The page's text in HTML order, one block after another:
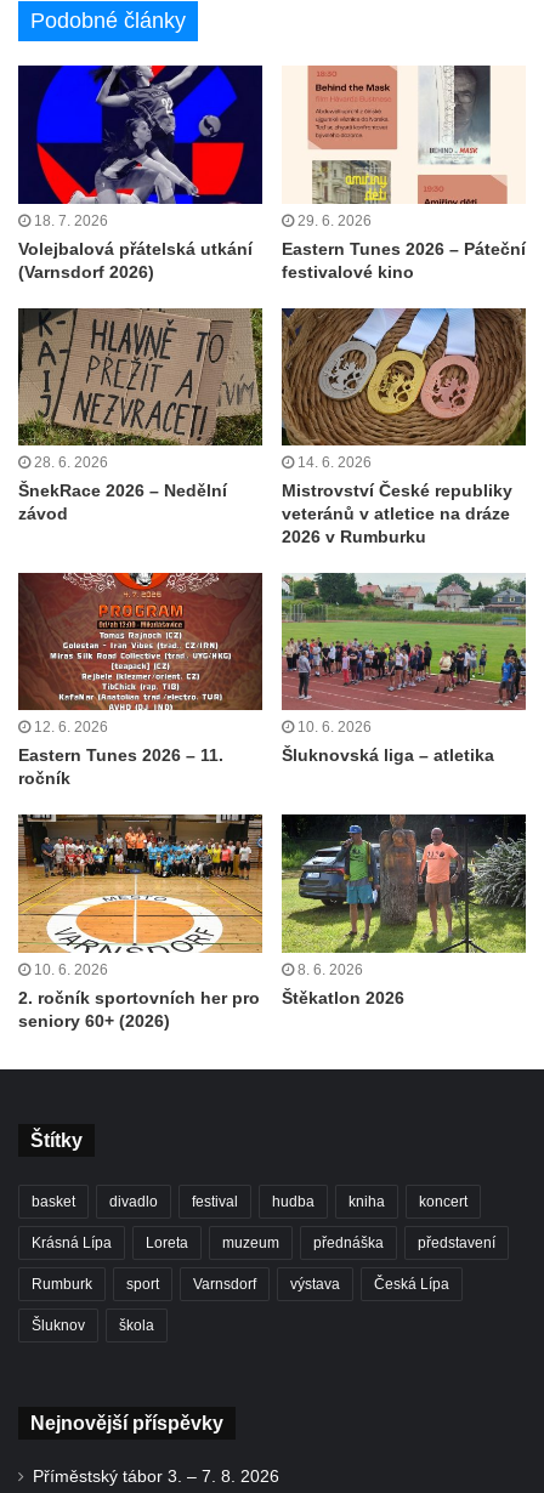
Podobné články
18. 7. 2026
Volejbalová přátelská utkání
(Varnsdorf 2026)
29. 6. 2026
Eastern Tunes 2026 – Páteční
festivalové kino
28. 6. 2026
ŠnekRace 2026 – Nedělní
závod
14. 6. 2026
Mistrovství České republiky
veteránů v atletice na dráze
2026 v Rumburku
12. 6. 2026
Eastern Tunes 2026 – 11.
ročník
10. 6. 2026
Šluknovská liga – atletika
10. 6. 2026
2. ročník sportovních her pro
seniory 60+ (2026)
8. 6. 2026
Štěkatlon 2026
Štítky
basket divadlo festival hudba kniha koncert
Krásná Lípa Loreta muzeum přednáška představení
Rumburk sport Varnsdorf výstava Česká Lípa
Šluknov škola
Nejnovější příspěvky
Příměstský tábor 3. – 7. 8. 2026